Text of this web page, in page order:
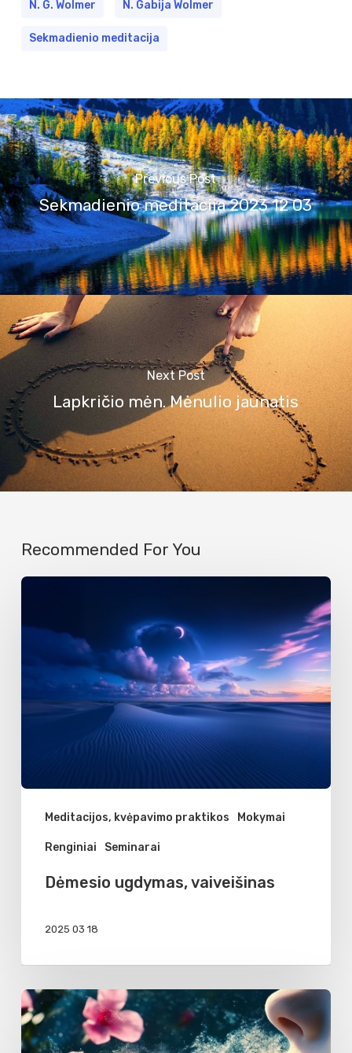
N. G. Wolmer N. Gabija Wolmer
Sekmadienio meditacija
Previous Post
Sekmadienio meditacija 2023 12 03
Next Post
Lapkričio mėn. Mėnulio jaunatis
Recommended For You
Meditacijos, kvėpavimo praktikos Mokymai
Renginiai Seminarai
vaiveišinas
Dėmesio ugdymas, vaiveišinas
2025 03 18
Sąmoningas
kvėpavimas